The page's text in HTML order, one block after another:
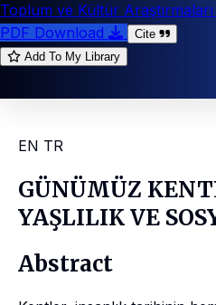
Toplum ve Kültür
PDF Download
Cite
Add To My Library
EN TR
GÜNÜMÜZ
YAŞLILIK VE
Abstract